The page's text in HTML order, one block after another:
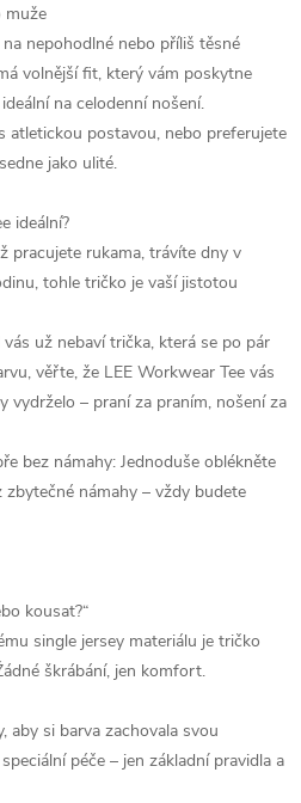
muže
nepohodlné nebo příliš těsné
volnější fit, který vám poskytne
na celodenní nošení.
postavou, nebo preferujete
jako ulité.
ideální?
pracujete rukama, trávíte dny v
tohle tričko je vaší jistotou
už nebaví trička, která se po pár
věřte, že LEE Workwear Tee vás
vydrželo – praní za praním, nošení za
bez námahy: Jednoduše oblékněte
zbytečné námahy – vždy budete
kousat?“
single jersey materiálu je tričko
škrábání, jen komfort.
aby si barva zachovala svou
péče – jen základní pravidla a